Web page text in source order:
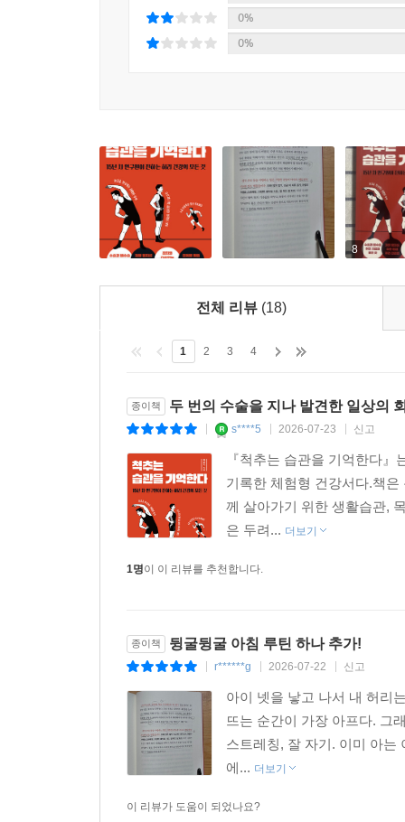
자세지만, 똑바로 누워 있을 때가 가장 부담이
것이다.”
가급적 천장을 보고 바로 누운 후 허리 부근에 작
역시 목과 허리, 다리 사이의 공간을 베개나 수
본인에게 맞는 수준으로 적용해 보면 허리 통증이
“결국 우리 몸을 지탱하는 힘은 거창한 운동이
스트레칭, 다양한 움직임 시도, 잘 먹고 잘 자기.
먼저 바꿀 수 있는 습관은 무엇일까? 첫 번째는
루틴이다. 네 번째는 식습관이다. 마지막으로, 수
습관을 따라 움직인다.
『척추는 습관을 기억한다』는 지금 이 순간에
일상으로 돌아갈 힘을 찾기를 진심으로 응원하는
0%
0%
8
전체 리뷰 (18)
1 2 3 4
종이책 두 번의 수술을 지나 발견한 일상의
s****5 2026-07-23 신고
『척추는 습관을 기억한다
기록한 체험형 건강서다.책
께 살아가기 위한 생활습관,
은 두려... 더보기
1명이 이 리뷰를 추천합니다.
종이책 뒹굴뒹굴 아침 루틴 하나 추가!
r******g 2026-07-22 신고
아이 넷을 낳고 나서 내 허리
뜨는 순간이 가장 아프다. 그
스트레칭, 잘 자기. 이미 아는
에... 더보기
이 리뷰가 도움이 되었나요?